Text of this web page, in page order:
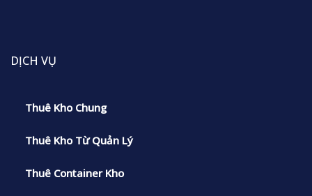
DỊCH VỤ
Thuê Kho Chung
Thuê Kho Từ Quản Lý
Thuê Container Kho